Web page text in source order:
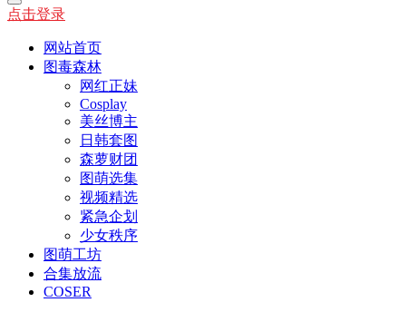
点击登录
网站首页
图毒森林
网红正妹
Cosplay
美丝博主
日韩套图
森萝财团
图萌选集
视频精选
紧急企划
少女秩序
图萌工坊
合集放流
COSER